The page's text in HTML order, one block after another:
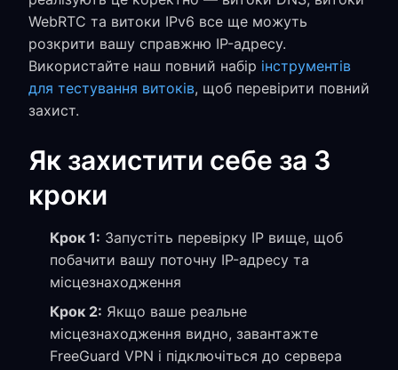
WebRTC та витоки IPv6 все ще можуть
розкрити вашу справжню IP-адресу.
Використайте наш повний набір інструментів
для тестування витоків, щоб перевірити повний
захист.
Як захистити себе за 3
кроки
Крок 1: Запустіть перевірку IP вище, щоб
побачити вашу поточну IP-адресу та
місцезнаходження
Крок 2: Якщо ваше реальне
місцезнаходження видно, завантажте
FreeGuard VPN і підключіться до сервера